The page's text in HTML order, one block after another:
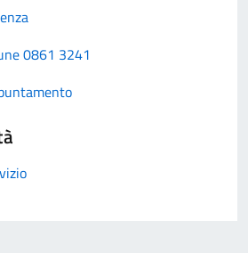
0861 3241